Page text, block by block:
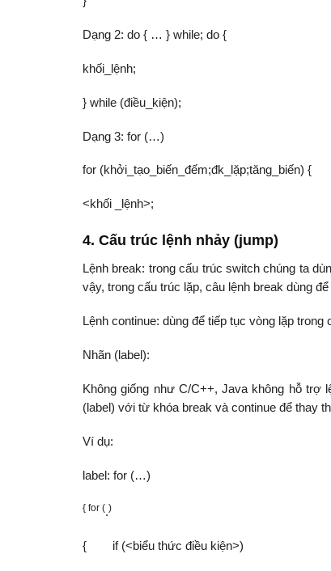
Dạng 2: do { … } while; do {
khối_lệnh;
} while (điều_kiện);
Dạng 3: for (…)
for (khởi_tạo_biến_đếm;đk_lặp;tăng_biến) {
<khối _lệnh>;
4. Cấu trúc lệnh nhảy (jump)
Lệnh break: trong cấu trúc switch chúng ta
vậy, trong cấu trúc lặp, câu lệnh break dùng
Lệnh continue: dùng để tiếp tục vòng lặp
Nhãn (label):
Không giống như C/C++, Java không hỗ trợ
(label) với từ khóa break và continue để thay
Ví dụ:
label: for (…)
{ for (.)
{ if (<biểu thức điều kiện>)